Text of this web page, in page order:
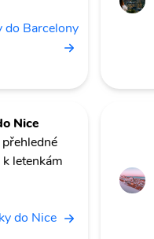
do Barcelony
Nice
letenkám
do Nice